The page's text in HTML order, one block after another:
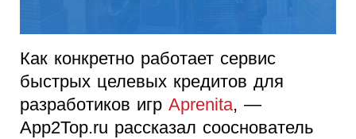
Как конкретно работает сервис
быстрых целевых кредитов для
разработиков игр Aprenita, —
App2Top.ru рассказал сооснователь